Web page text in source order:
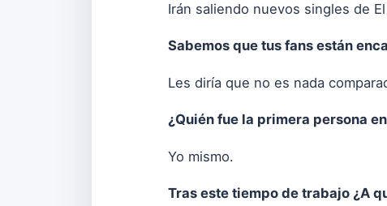
Irán saliendo nuevos singles de
Sabemos que tus fans están
Les diría que no es nada
¿Quién fue la primera persona
Yo mismo.
Tras este tiempo de trabajo ¿A